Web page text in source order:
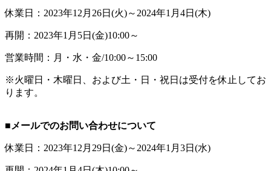
休業日：2023年12月26日(火)～2024年1月4日(木)
再開：2023年1月5日(金)10:00～
営業時間：月・水・金/10:00～15:00
※火曜日・木曜日、および土・日・祝日は受付を休止してお
ります。
■メールでのお問い合わせについて
休業日：2023年12月29日(金)～2024年1月3日(水)